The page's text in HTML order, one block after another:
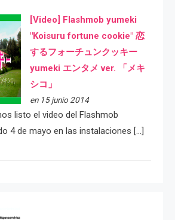
[Video] Flashmob yumeki
"Koisuru fortune cookie" 恋
するフォーチュンクッキー
yumeki エンタメ ver. 「メキ
シコ」
en 15 junio 2014
listo el video del Flashmob
4 de mayo en las instalaciones […]